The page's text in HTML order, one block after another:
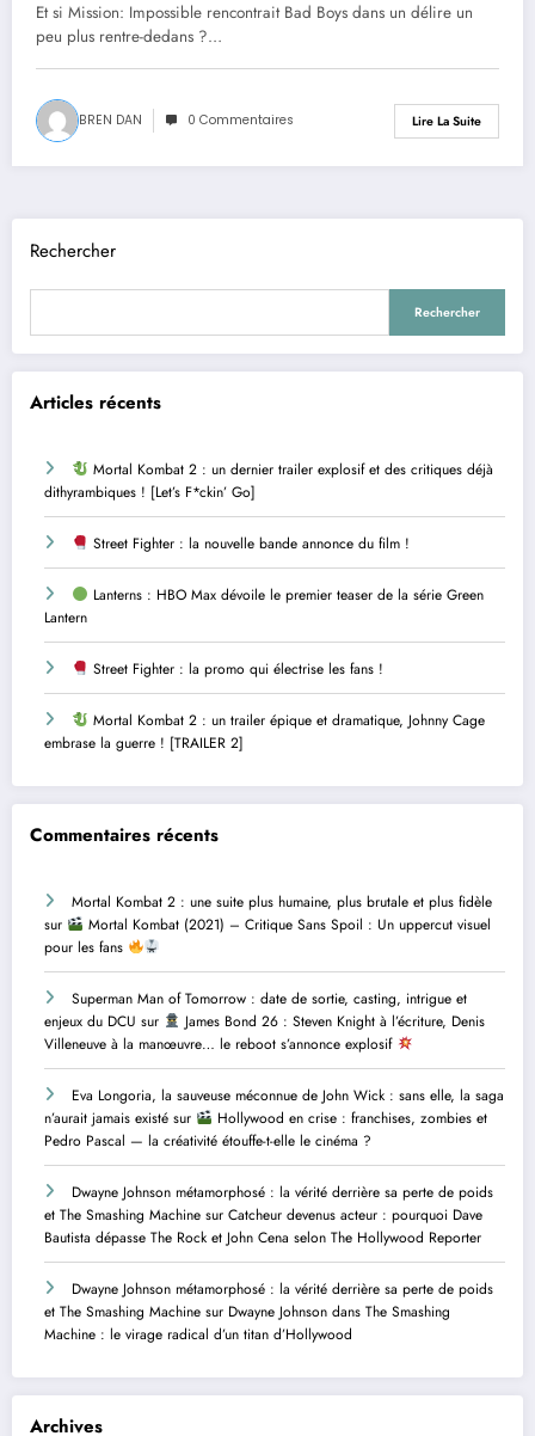
Et si Mission: Impossible rencontrait Bad Boys dans un délire un
peu plus rentre-dedans ?…
BREN DAN 0 Commentaires Lire La Suite
Rechercher
Rechercher
Articles récents
Mortal Kombat 2 : un dernier trailer explosif et des critiques déjà
dithyrambiques ! [Let’s F*ckin’ Go]
Street Fighter : la nouvelle bande annonce du film !
Lanterns : HBO Max dévoile le premier teaser de la série Green
Lantern
Street Fighter : la promo qui électrise les fans !
Mortal Kombat 2 : un trailer épique et dramatique, Johnny Cage
embrase la guerre ! [TRAILER 2]
Commentaires récents
Mortal Kombat 2 : une suite plus humaine, plus brutale et plus fidèle
sur
Mortal Kombat (2021) – Critique Sans Spoil : Un uppercut visuel
pour les fans
Superman Man of Tomorrow : date de sortie, casting, intrigue et
enjeux du DCU sur
James Bond 26 : Steven Knight à l’écriture, Denis
Villeneuve à la manœuvre… le reboot s’annonce explosif
Eva Longoria, la sauveuse méconnue de John Wick : sans elle, la saga
n’aurait jamais existé sur
Hollywood en crise : franchises, zombies et
Pedro Pascal — la créativité étouffe-t-elle le cinéma ?
Dwayne Johnson métamorphosé : la vérité derrière sa perte de poids
et The Smashing Machine sur Catcheur devenus acteur : pourquoi Dave
Bautista dépasse The Rock et John Cena selon The Hollywood Reporter
Dwayne Johnson métamorphosé : la vérité derrière sa perte de poids
et The Smashing Machine sur Dwayne Johnson dans The Smashing
Machine : le virage radical d’un titan d’Hollywood
Archives